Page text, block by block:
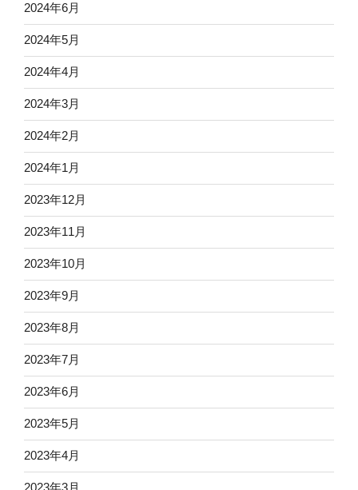
2024年6月
2024年5月
2024年4月
2024年3月
2024年2月
2024年1月
2023年12月
2023年11月
2023年10月
2023年9月
2023年8月
2023年7月
2023年6月
2023年5月
2023年4月